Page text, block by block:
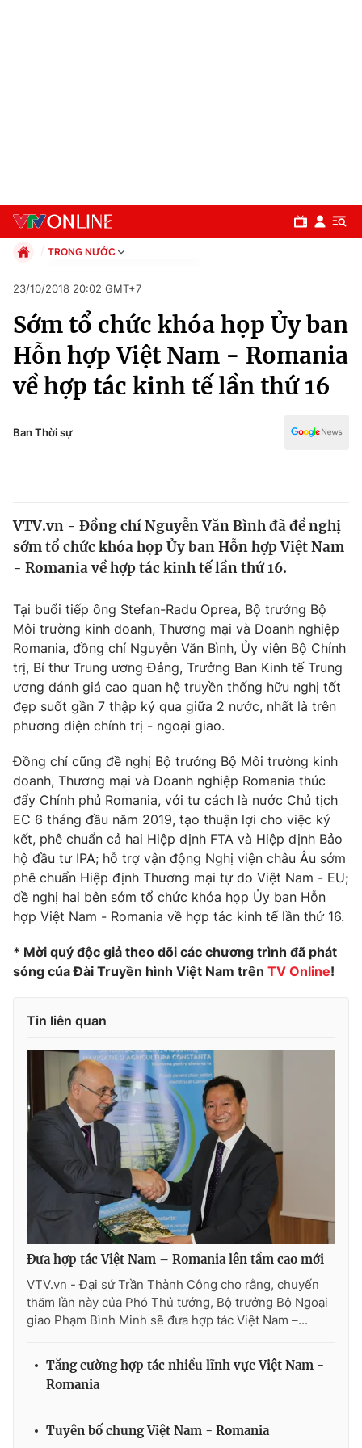
Chuyên mục
Chính trị
Thế giới
Thế giới đó đây
Câu chuyện quốc tế
Kinh tế
Tài chính
Thị trường
Góc doanh nghiệp
Dữ liệu và đời sống
Truyền hình
Phim VTV
Hậu trường
Nhân vật
Khán giả
Giải sao mai
Điện ảnh
Âm nhạc
Sao
Đời sống
Du lịch
Làm đẹp
Chất lượng cuộc sống
Giáo dục
Tuyển sinh
Học trực tuyến
Công nghệ
Hitech Công nghệ tương lai
Sản phẩm
Thị trường
Tư vấn
Giao lưu trực tuyến
Lịch phát sóng
Emagazine Podcast
Photo Infographic
Video Shorts video
VTV Thể thao
VTV Sức khoẻ Bất động sản
Thị trường 24h Tấm lòng Việt
VTV9
Liên hệ tòa soạn English
TRONG NƯỚC
Xã hội
Pháp luật
Thể thao
Truyền hình
Văn hóa - Giải trí
Đời sống
23/10/2018 20:02 GMT+7
Sớm tổ chức khóa họp Ủy ban
Hỗn hợp Việt Nam - Romania
về hợp tác kinh tế lần thứ 16
Ban Thời sự
VTV.vn - Đồng chí Nguyễn Văn Bình đã đề nghị
sớm tổ chức khóa họp Ủy ban Hỗn hợp Việt Nam
- Romania về hợp tác kinh tế lần thứ 16.
Tại buổi tiếp ông Stefan-Radu Oprea, Bộ trưởng Bộ
Môi trường kinh doanh, Thương mại và Doanh nghiệp
Romania, đồng chí Nguyễn Văn Bình, Ủy viên Bộ Chính
trị, Bí thư Trung ương Đảng, Trưởng Ban Kinh tế Trung
ương đánh giá cao quan hệ truyền thống hữu nghị tốt
đẹp suốt gần 7 thập kỷ qua giữa 2 nước, nhất là trên
phương diện chính trị - ngoại giao.
Đồng chí cũng đề nghị Bộ trưởng Bộ Môi trường kinh
doanh, Thương mại và Doanh nghiệp Romania thúc
đẩy Chính phủ Romania, với tư cách là nước Chủ tịch
EC 6 tháng đầu năm 2019, tạo thuận lợi cho việc ký
kết, phê chuẩn cả hai Hiệp định FTA và Hiệp định Bảo
hộ đầu tư IPA; hỗ trợ vận động Nghị viện châu Âu sớm
phê chuẩn Hiệp định Thương mại tự do Việt Nam - EU;
đề nghị hai bên sớm tổ chức khóa họp Ủy ban Hỗn
hợp Việt Nam - Romania về hợp tác kinh tế lần thứ 16.
* Mời quý độc giả theo dõi các chương trình đã phát
sóng của Đài Truyền hình Việt Nam trên TV Online!
Tin liên quan
Đưa hợp tác Việt Nam – Romania lên tầm cao mới
VTV.vn - Đại sứ Trần Thành Công cho rằng, chuyến
thăm lần này của Phó Thủ tướng, Bộ trưởng Bộ Ngoại
giao Phạm Bình Minh sẽ đưa hợp tác Việt Nam –...
Tăng cường hợp tác nhiều lĩnh vực Việt Nam -
Romania
Tuyên bố chung Việt Nam - Romania